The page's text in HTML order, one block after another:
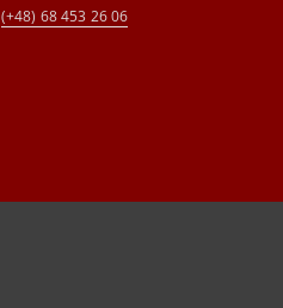
(+48) 68 453 26 06